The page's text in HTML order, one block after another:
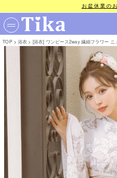
お盆休業の
TOP 浴衣 [浴衣] ワンピース2way 繊細フラワー